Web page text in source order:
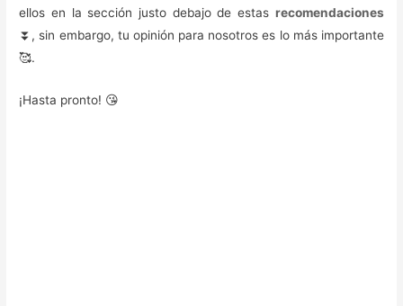
ellos en la sección justo debajo de estas recomendaciones
⏬, sin embargo, tu opinión para nosotros es lo más importante
🥰.
¡Hasta pronto! 😘